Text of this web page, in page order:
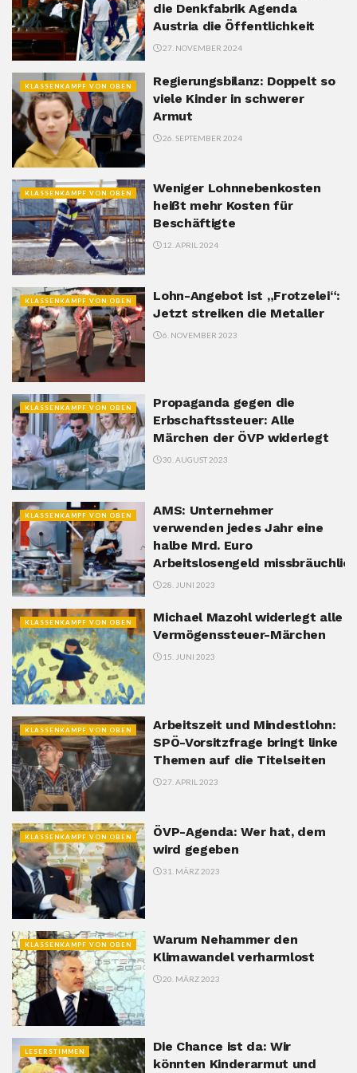
die Denkfabrik Agenda
Austria die Öffentlichkeit
27. NOVEMBER 2024
KLASSENKAMPF VON OBEN
Regierungsbilanz: Doppelt so
viele Kinder in schwerer
Armut
26. SEPTEMBER 2024
KLASSENKAMPF VON OBEN
Weniger Lohnnebenkosten
heißt mehr Kosten für
Beschäftigte
12. APRIL 2024
KLASSENKAMPF VON OBEN
Lohn-Angebot ist „Frotzelei“:
Jetzt streiken die Metaller
6. NOVEMBER 2023
KLASSENKAMPF VON OBEN
Propaganda gegen die
Erbschaftssteuer: Alle
Märchen der ÖVP widerlegt
30. AUGUST 2023
KLASSENKAMPF VON OBEN
AMS: Unternehmer
verwenden jedes Jahr eine
halbe Mrd. Euro
Arbeitslosengeld
28. JUNI 2023
KLASSENKAMPF VON OBEN
Michael Mazohl widerlegt alle
Vermögenssteuer-Märchen
15. JUNI 2023
KLASSENKAMPF VON OBEN
Arbeitszeit und Mindestlohn:
SPÖ-Vorsitzfrage bringt linke
Themen auf die Titelseiten
27. APRIL 2023
KLASSENKAMPF VON OBEN
ÖVP-Agenda: Wer hat, dem
wird gegeben
31. MÄRZ 2023
KLASSENKAMPF VON OBEN
Warum Nehammer den
Klimawandel verharmlost
20. MÄRZ 2023
LESERSTIMMEN
Die Chance ist da: Wir
könnten Kinderarmut und